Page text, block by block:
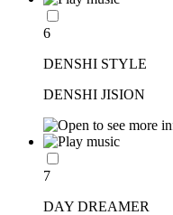
6
DENSHI STYLE
DENSHI JISION
7
DAY DREAMER